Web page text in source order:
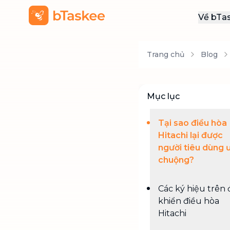
Về
Trang chủ Blog
Mục lục
Tại sao điều hòa
Hitachi lại được
người tiêu dùng
chuộng?
Các ký hiệu trên
khiển điều hòa
Hitachi